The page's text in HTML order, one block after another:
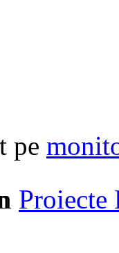
pe
Proiecte